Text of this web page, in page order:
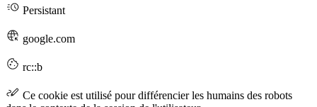
Persistant
google.com
rc::b
Ce cookie est utilisé pour différencier les humains des robots